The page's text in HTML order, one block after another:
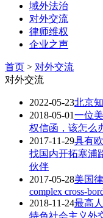
域外法治
对外交流
律师维权
企业之声
首页 > 对外交流
对外交流
2022-05-23北京
2018-05-01一位
权信函，该怎么
2017-11-29具有
找国内开拓塞浦
伙伴
2017-05-28美国
complex cross-
2018-11-24最高
特色社会主义外